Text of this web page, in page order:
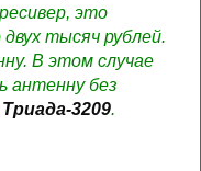
это
тысяч рублей.
В этом случае
антенну без
Триада-3209.